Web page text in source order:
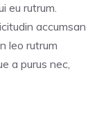
eu rutrum.
accumsan
leo rutrum
a purus nec,